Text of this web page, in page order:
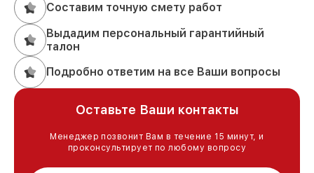
Составим точную смету работ
Выдадим персональный гарантийный
талон
Подробно ответим на все Ваши вопросы
Оставьте Ваши контакты
Менеджер позвонит Вам в течение 15 минут, и
проконсультирует по любому вопросу